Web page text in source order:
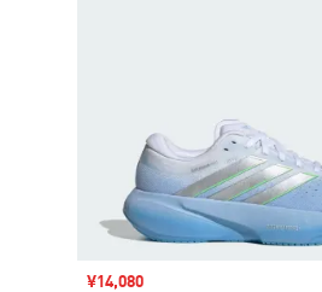
セール価格
¥14,080